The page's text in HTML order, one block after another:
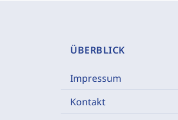
ÜBERBLICK
Impressum
Kontakt